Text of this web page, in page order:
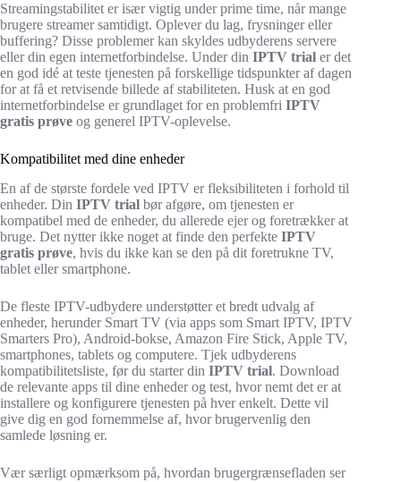
Streamingstabilitet er især vigtig under prime time, når mange
brugere streamer samtidigt. Oplever du lag, frysninger eller
buffering? Disse problemer kan skyldes udbyderens servere
eller din egen internetforbindelse. Under din IPTV trial er det
en god idé at teste tjenesten på forskellige tidspunkter af dagen
for at få et retvisende billede af stabiliteten. Husk at en god
internetforbindelse er grundlaget for en problemfri IPTV
gratis prøve og generel IPTV-oplevelse.
Kompatibilitet med dine enheder
En af de største fordele ved IPTV er fleksibiliteten i forhold til
enheder. Din IPTV trial bør afgøre, om tjenesten er
kompatibel med de enheder, du allerede ejer og foretrækker at
bruge. Det nytter ikke noget at finde den perfekte IPTV
gratis prøve, hvis du ikke kan se den på dit foretrukne TV,
tablet eller smartphone.
De fleste IPTV-udbydere understøtter et bredt udvalg af
enheder, herunder Smart TV (via apps som Smart IPTV, IPTV
Smarters Pro), Android-bokse, Amazon Fire Stick, Apple TV,
smartphones, tablets og computere. Tjek udbyderens
kompatibilitetsliste, før du starter din IPTV trial. Download
de relevante apps til dine enheder og test, hvor nemt det er at
installere og konfigurere tjenesten på hver enkelt. Dette vil
give dig en god fornemmelse af, hvor brugervenlig den
samlede løsning er.
Vær særligt opmærksom på, hvordan brugergrænsefladen ser